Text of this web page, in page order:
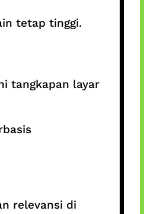
tetap tinggi.
tangkapan layar
relevansi di